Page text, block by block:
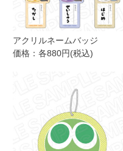
アクリルネームバッジ
価格：各880円(税込)